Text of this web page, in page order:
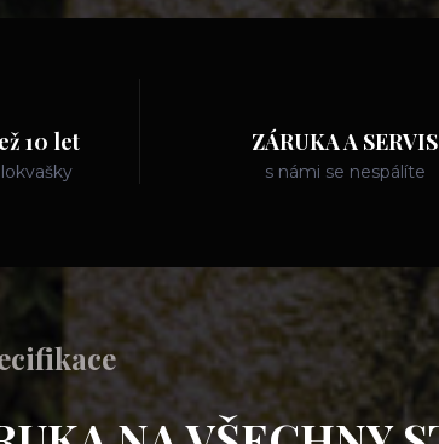
10 let ZÁRUKA A SERVIS
s námi se nespálíte